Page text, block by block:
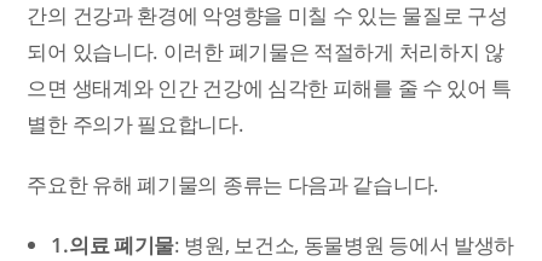
간의 건강과 환경에 악영향을 미칠 수 있는 물질로 구성
되어 있습니다. 이러한 폐기물은 적절하게 처리하지 않
으면 생태계와 인간 건강에 심각한 피해를 줄 수 있어 특
별한 주의가 필요합니다.
주요한 유해 폐기물의 종류는 다음과 같습니다.
1.의료 폐기물: 병원, 보건소, 동물병원 등에서 발생하